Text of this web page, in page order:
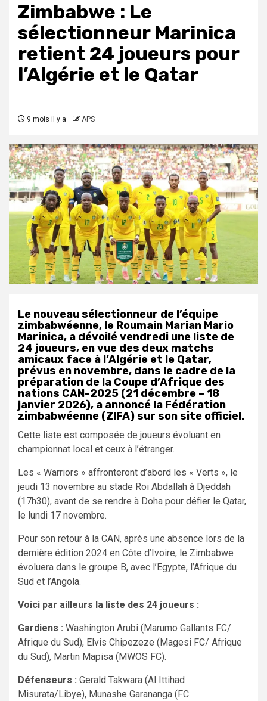
Zimbabwe : Le
sélectionneur Marinica
retient 24 joueurs pour
l’Algérie et le Qatar
9 mois il y a APS
Le nouveau sélectionneur de l’équipe
zimbabwéenne, le Roumain Marian Mario
Marinica, a dévoilé vendredi une liste de
24 joueurs, en vue des deux matchs
amicaux face à l’Algérie et le Qatar,
prévus en novembre, dans le cadre de la
préparation de la Coupe d’Afrique des
nations CAN-2025 (21 décembre – 18
janvier 2026), a annoncé la Fédération
zimbabwéenne (ZIFA) sur son site officiel.
Cette liste est composée de joueurs évoluant en
championnat local et ceux à l’étranger.
Les « Warriors » affronteront d’abord les « Verts », le
jeudi 13 novembre au stade Roi Abdallah à Djeddah
(17h30), avant de se rendre à Doha pour défier le Qatar,
le lundi 17 novembre.
Pour son retour à la CAN, après une absence lors de la
dernière édition 2024 en Côte d’Ivoire, le Zimbabwe
évoluera dans le groupe B, avec l’Egypte, l’Afrique du
Sud et l’Angola.
Voici par ailleurs la liste des 24 joueurs :
Gardiens : Washington Arubi (Marumo Gallants FC/
Afrique du Sud), Elvis Chipezeze (Magesi FC/ Afrique
du Sud), Martin Mapisa (MWOS FC).
Défenseurs : Gerald Takwara (Al Ittihad
Misurata/Libye), Munashe Garananga (FC